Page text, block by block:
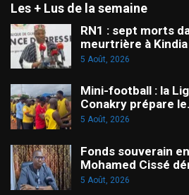
Les + Lus de la semaine
RN1 : sept morts
meurtrière à Kindia
5 Août, 2026
Mini-football : la
Conakry prépare
5 Août, 2026
Fonds souverain
Mohamed Cissé
5 Août, 2026